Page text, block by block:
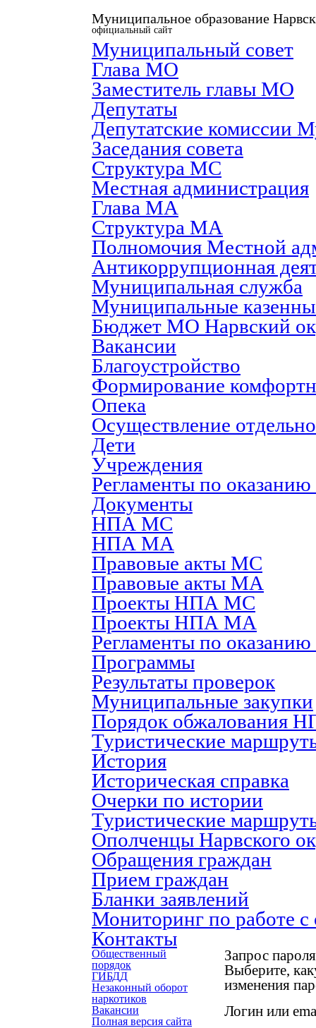
Муниципальное образование
официальный сайт
Муниципальный совет
Глава МО
Заместитель главы МО
Депутаты
Депутатские комиссии
Заседания совета
Структура МС
Местная администрация
Глава МА
Структура МА
Полномочия Местной
Антикоррупционная
Муниципальная служба
Муниципальные
Бюджет МО Нарвский
Вакансии
Благоустройство
Формирование
Опека
Осуществление
Дети
Учреждения
Регламенты по оказанию
Документы
НПА МС
НПА МА
Правовые акты МС
Правовые акты МА
Проекты НПА МС
Проекты НПА МА
Регламенты по
Программы
Результаты проверок
Муниципальные закупки
Порядок обжалования
Туристические
История
Историческая справка
Очерки по истории
Туристические
Ополченцы Нарвского
Обращения граждан
Прием граждан
Бланки заявлений
Мониторинг по работе
Контакты
Общественный
порядок
ГИБДД
Незаконный оборот
наркотиков
Вакансии
Полная версия сайта
Запрос пароля
Выберите,
изменения
Логин или